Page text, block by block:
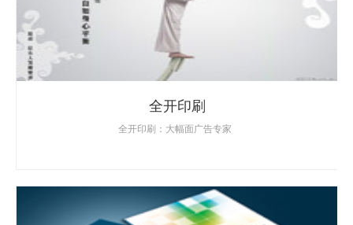
全开印刷
全开印刷：大幅面广告专家